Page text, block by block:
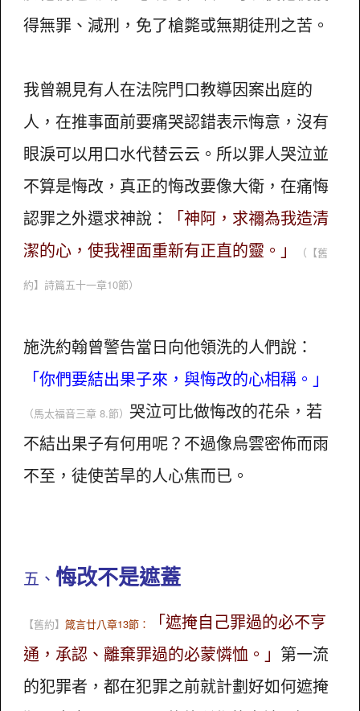
得無罪、減刑，免了槍斃或無期徒刑之苦。
我曾親見有人在法院門口教導因案出庭的
人，在推事面前要痛哭認錯表示悔意，沒有
眼淚可以用口水代替云云。所以罪人哭泣並
不算是悔改，真正的悔改要像大衛，在痛悔
認罪之外還求神說：
「神阿，求禰為我造清
潔的心，使我裡面重新有正直的靈。」
（【舊
約】詩篇五十一章10節）
施洗約翰曾警告當日向他領洗的人們說：
「你們要結出果子來，與悔改的心相稱。」
（馬太福音三章 8.節）哭泣可比做悔改的花朵，若
不結出果子有何用呢？不過像烏雲密佈而雨
不至，徒使苦旱的人心焦而已。
五、悔改不是遮蓋
【舊約】箴言廿八章13節：
「遮掩自己罪過的必不亨
通，承認、離棄罪過的必蒙憐恤。」 第一流
的犯罪者，都在犯罪之前就計劃好如何遮掩